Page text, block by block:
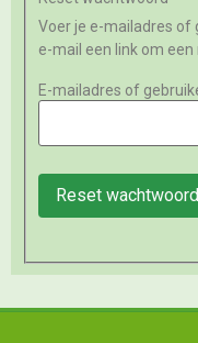
Voer je e-mailadres of
e-mail een link om
E-mailadres of
Reset wachtwoord